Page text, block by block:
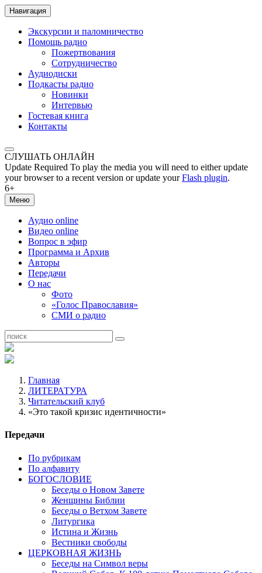
Навигация
Экскурсии и паломничество
Помощь радио
Пожертвования
Сотрудничество
Аудиодиски
Подкасты радио
Новинки
Интервью
Гостевая книга
Контакты
СЛУШАТЬ ОНЛАЙН
Update Required To play the media you will need to either update
your browser to a recent version or update yourFlash plugin.
6+
Меню
Аудио online
Видео online
Вопрос в эфир
Программа и Архив
Авторы
Передачи
О нас
Фото
«Голос Православия»
СМИ о радио
Главная
ЛИТЕРАТУРА
Читательский клуб
«Это такой кризис идентичности»
Передачи
По рубрикам
По алфавиту
БОГОСЛОВИЕ
Беседы о Новом Завете
Женщины Библии
Беседы о Ветхом Завете
Литургика
Истина и Жизнь
Вестники свободы
ЦЕРКОВНАЯ ЖИЗНЬ
Беседы на Символ веры